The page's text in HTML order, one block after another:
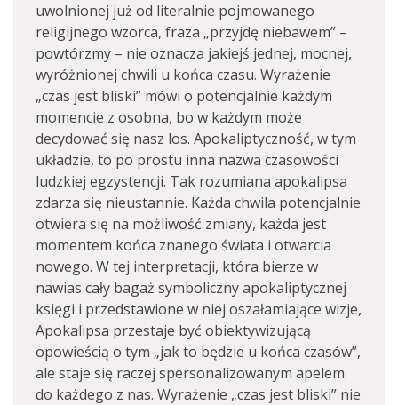
uwolnionej już od literalnie pojmowanego
religijnego wzorca, fraza „przyjdę niebawem” –
powtórzmy – nie oznacza jakiejś jednej, mocnej,
wyróżnionej chwili u końca czasu. Wyrażenie
„czas jest bliski” mówi o potencjalnie każdym
momencie z osobna, bo w każdym może
decydować się nasz los. Apokaliptyczność, w tym
układzie, to po prostu inna nazwa czasowości
ludzkiej egzystencji. Tak rozumiana apokalipsa
zdarza się nieustannie. Każda chwila potencjalnie
otwiera się na możliwość zmiany, każda jest
momentem końca znanego świata i otwarcia
nowego. W tej interpretacji, która bierze w
nawias cały bagaż symboliczny apokaliptycznej
księgi i przedstawione w niej oszałamiające wizje,
Apokalipsa przestaje być obiektywizującą
opowieścią o tym „jak to będzie u końca czasów”,
ale staje się raczej spersonalizowanym apelem
do każdego z nas. Wyrażenie „czas jest bliski” nie